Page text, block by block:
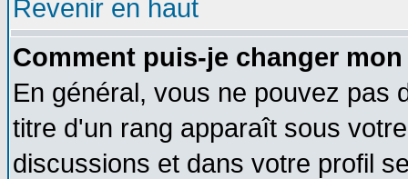
Revenir en haut
Comment puis-je changer
En général, vous ne pouvez pas
titre d'un rang apparaît sous
discussions et dans votre profil